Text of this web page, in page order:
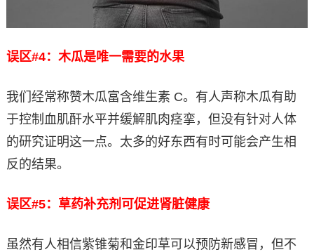
误区#4：木瓜是唯一需要的水果
我们经常称赞木瓜富含维生素 C。有人声称木瓜有助
于控制血肌酐水平并缓解肌肉痉挛，但没有针对人体
的研究证明这一点。太多的好东西有时可能会产生相
反的结果。
误区#5：草药补充剂可促进肾脏健康
虽然有人相信紫锥菊和金印草可以预防新感冒，但不